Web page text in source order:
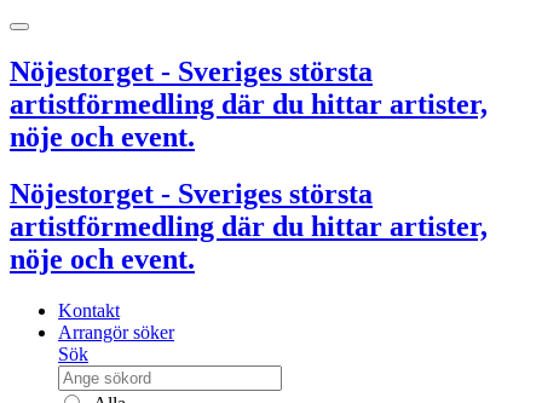
Nöjestorget - Sveriges största
artistförmedling där du hittar artister,
nöje och event.
Nöjestorget - Sveriges största
artistförmedling där du hittar artister,
nöje och event.
Kontakt
Arrangör söker
Sök